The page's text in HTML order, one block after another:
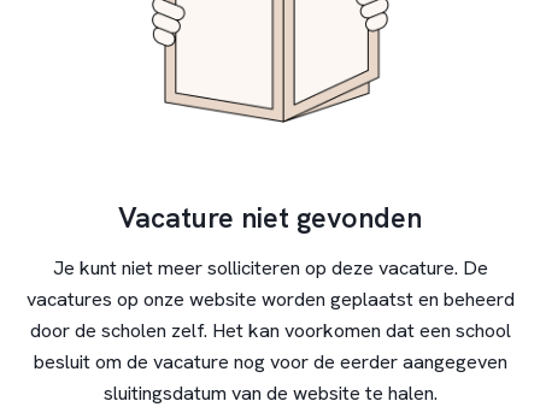
Vacature niet gevonden
Je kunt niet meer solliciteren op deze vacature. De
vacatures op onze website worden geplaatst en beheerd
door de scholen zelf. Het kan voorkomen dat een school
besluit om de vacature nog voor de eerder aangegeven
sluitingsdatum van de website te halen.